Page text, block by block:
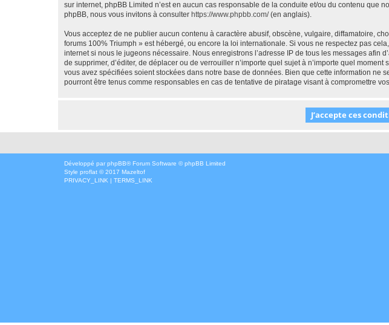
sur internet, phpBB Limited n’est en aucun cas responsable de la conduite et/ou du contenu que
phpBB, nous vous invitons à consulter https://www.phpbb.com/(en anglais).
Vous acceptez de ne publier aucun contenu à caractère abusif, obscène, vulgaire, diffamatoire,
forums 100% Triumph » est hébergé, ou encore la loi internationale. Si vous ne respectez pas
internet si nous le jugeons nécessaire. Nous enregistrons l’adresse IP de tous les messages afin
de supprimer, d’éditer, de déplacer ou de verrouiller n’importe quel sujet à n’importe quel
vous avez spécifiées soient stockées dans notre base de données. Bien que cette information ne
pourront être tenus comme responsables en cas de tentative de piratage visant à compromettre
Développé par phpBB® Forum Software © phpBB Limited
Style proflat © 2017 Mazeltof
PRIVACY_LINK | TERMS_LINK